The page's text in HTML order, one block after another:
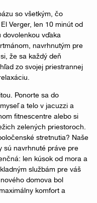
so všetkým, čo
Verger, len 10 minút od
dovolenkou vďaka
navrhnutým pre
že sa každý deň
zo svojej priestrannej
Ponorte sa do
a telo v jacuzzi a
fitnescentre alebo si
zelených priestoroch.
stretnutia? Naše
sú navrhnuté práve pre
len kúsok od mora a
službám pre váš
domova bol
komfort a